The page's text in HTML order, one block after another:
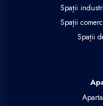
Spații
Spații
Spații